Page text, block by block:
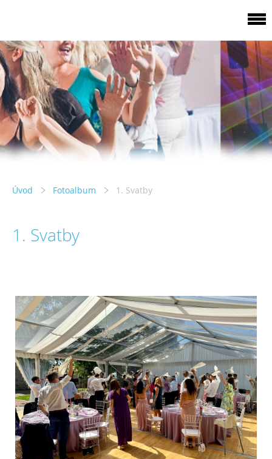
Úvod Fotoalbum 1. Svatby
1. Svatby